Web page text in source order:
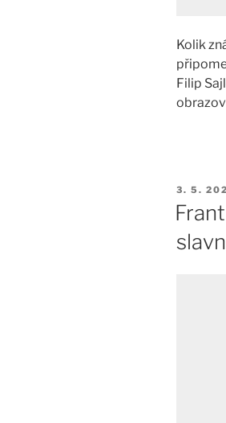
Kolik
Filip
3. 5.